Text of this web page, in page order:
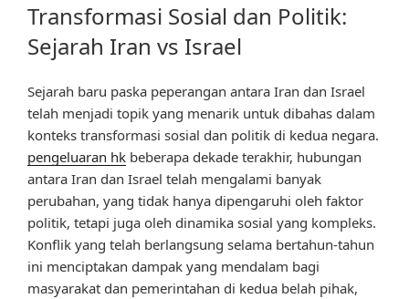
Transformasi Sosial dan Politik:
Sejarah Iran vs Israel
Sejarah baru paska peperangan antara Iran dan Israel
telah menjadi topik yang menarik untuk dibahas dalam
konteks transformasi sosial dan politik di kedua negara.
pengeluaran hk beberapa dekade terakhir, hubungan
antara Iran dan Israel telah mengalami banyak
perubahan, yang tidak hanya dipengaruhi oleh faktor
politik, tetapi juga oleh dinamika sosial yang kompleks.
Konflik yang telah berlangsung selama bertahun-tahun
ini menciptakan dampak yang mendalam bagi
masyarakat dan pemerintahan di kedua belah pihak,